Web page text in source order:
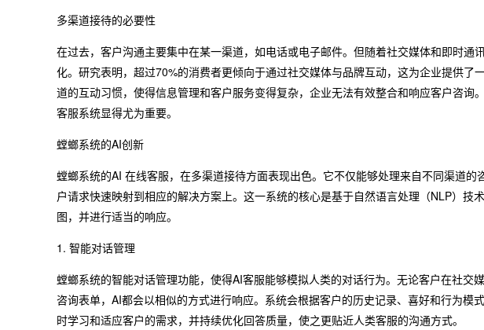
多渠道接待的必要性
在过去，客户沟通主要集中在某一渠道，如电话或电子邮件。但随着社交媒体和即时通
化。研究表明，超过70%的消费者更倾向于通过社交媒体与品牌互动，这为企业提供了
道的互动习惯，使得信息管理和客户服务变得复杂，企业无法有效整合和响应客户咨询
客服系统显得尤为重要。
螳螂系统的AI创新
螳螂系统的AI 在线客服，在多渠道接待方面表现出色。它不仅能够处理来自不同渠道
户请求快速映射到相应的解决方案上。这一系统的核心是基于自然语言处理（NLP）技
图，并进行适当的响应。
1. 智能对话管理
螳螂系统的智能对话管理功能，使得AI客服能够模拟人类的对话行为。无论客户在社交
咨询表单，AI都会以相似的方式进行响应。系统会根据客户的历史记录、喜好和行为模
时学习和适应客户的需求，并持续优化回答质量，使之更贴近人类客服的沟通方式。